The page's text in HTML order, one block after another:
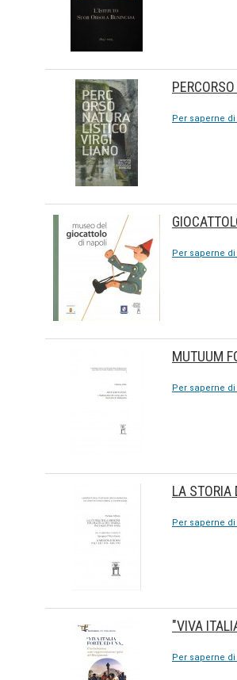
Per saperne di
Per saperne di
MUTUUM
Per saperne di
LA
Per saperne di
"VIVA
Per saperne di